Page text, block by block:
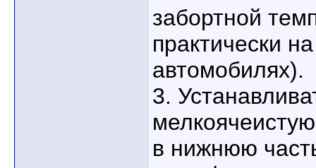
забортной
практически
автомобилях).
3.
в нижнюю